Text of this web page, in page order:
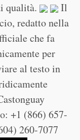
qualità.
Il
redatto nella
che fa
per
al testo in
+1 (866) 657-
260-7077